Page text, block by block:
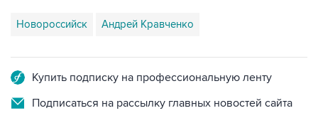
Новороссийск Андрей Кравченко
Купить подписку на профессиональную ленту
Подписаться на рассылку главных новостей сайта